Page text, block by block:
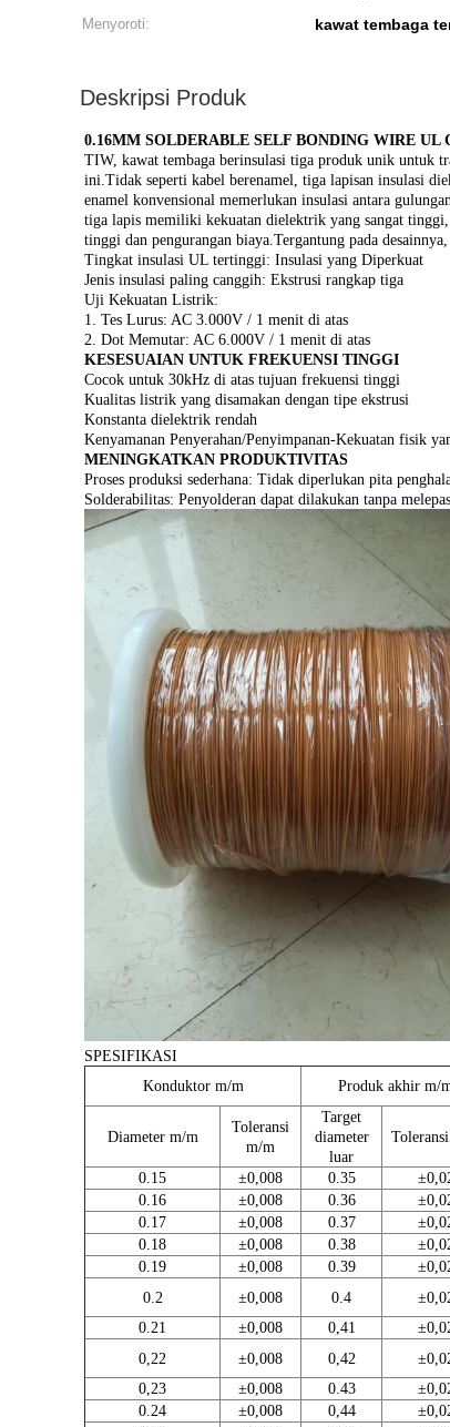
Menyoroti:
kawat tembaga
Deskripsi Produk
0.16MM SOLDERABLE SELF BONDING WIRE
TIW, kawat tembaga berinsulasi tiga produk unik untuk
ini.Tidak seperti kabel berenamel, tiga lapisan insulasi
enamel konvensional memerlukan insulasi antara
tiga lapis memiliki kekuatan dielektrik yang sangat
tinggi dan pengurangan biaya.Tergantung pada
Tingkat insulasi UL tertinggi: Insulasi yang Diperkuat
Jenis insulasi paling canggih: Ekstrusi rangkap tiga
Uji Kekuatan Listrik:
1. Tes Lurus: AC 3.000V / 1 menit di atas
2. Dot Memutar: AC 6.000V / 1 menit di atas
KESESUAIAN UNTUK FREKUENSI TINGGI
Cocok untuk 30kHz di atas tujuan frekuensi tinggi
Kualitas listrik yang disamakan dengan tipe ekstrusi
Konstanta dielektrik rendah
Kenyamanan Penyerahan/Penyimpanan-Kekuatan fisik
MENINGKATKAN PRODUKTIVITAS
Proses produksi sederhana: Tidak diperlukan pita
Solderabilitas: Penyolderan dapat dilakukan tanpa
SPESIFIKASI
Konduktor m/m
Produk akhir m/
Diameter m/m
Toleransi
m/m
Target
diameter
luar
0.15 ±0,008 0.35
0.16
±0,008 0.36
0.17
±0,008 0.37
0.18
±0,008 0.38
0.19
±0,008 0.39
0.2
±0,008 0.4
0.21
±0,008 0,41
0,22
±0,008 0,42
0,23
±0,008 0.43
0.24
±0,008 0,44